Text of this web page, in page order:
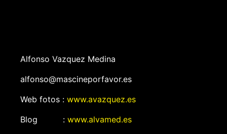
Alfonso Vazquez Medina
alfonso@mascineporfavor.es
Web fotos : www.avazquez.es
Blog : www.alvamed.es